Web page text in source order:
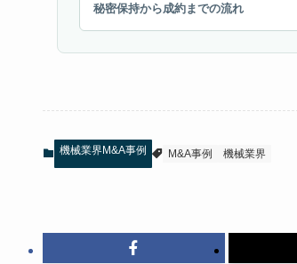
秘密保持から成約までの流れ
機械業界M&A事例 M&A事例 機械業界